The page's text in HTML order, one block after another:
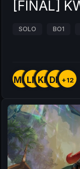
[FINAL]
SOLO BO1
MMLMKMDM+12